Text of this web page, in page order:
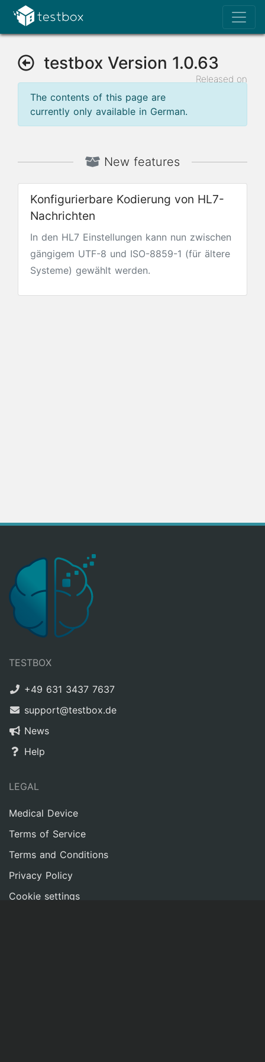
testbox Version 1.0.63
Released on
The contents of this page are
currently only available in German.
New features
Konfigurierbare Kodierung von HL7-
Nachrichten
In den HL7 Einstellungen kann nun zwischen
gängigem UTF-8 und ISO-8859-1 (für ältere
Systeme) gewählt werden.
TESTBOX
+49 631 3437 7637
support@testbox.de
News
Help
LEGAL
Medical Device
Terms of Service
Terms and Conditions
Privacy Policy
Cookie settings